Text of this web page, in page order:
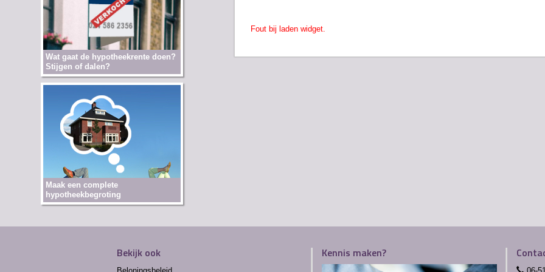
Wat gaat de hypotheekrente doen?
Stijgen of dalen?
Maak een complete
hypotheekbegroting
Fout bij laden widget.
Bekijk ook Kennis maken?